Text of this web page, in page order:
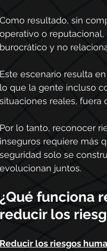
Como resultado, sin
operativo o
burocrático y no
Este escenario resulta
lo que la gente incluso
situaciones reales, fuera
Por lo tanto, reconocer
inseguros requiere más
seguridad solo se
evolucionan juntos.
¿Qué funciona
reducir los
Reducir los riesgos